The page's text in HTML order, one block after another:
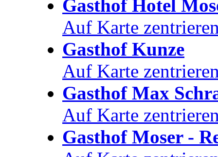
Gasthof Hotel
Auf Karte
Gasthof Kunze
Auf Karte
Gasthof Max
Auf Karte
Gasthof Moser -